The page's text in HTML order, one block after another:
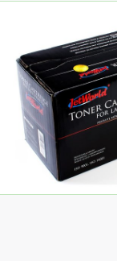
Toner JetWorld Black